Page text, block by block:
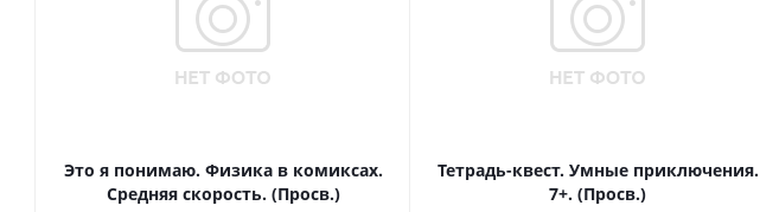
Это я понимаю. Физика в комиксах.
Средняя скорость. (Просв.)
Тетрадь-квест. Умные приключения.
7+. (Просв.)